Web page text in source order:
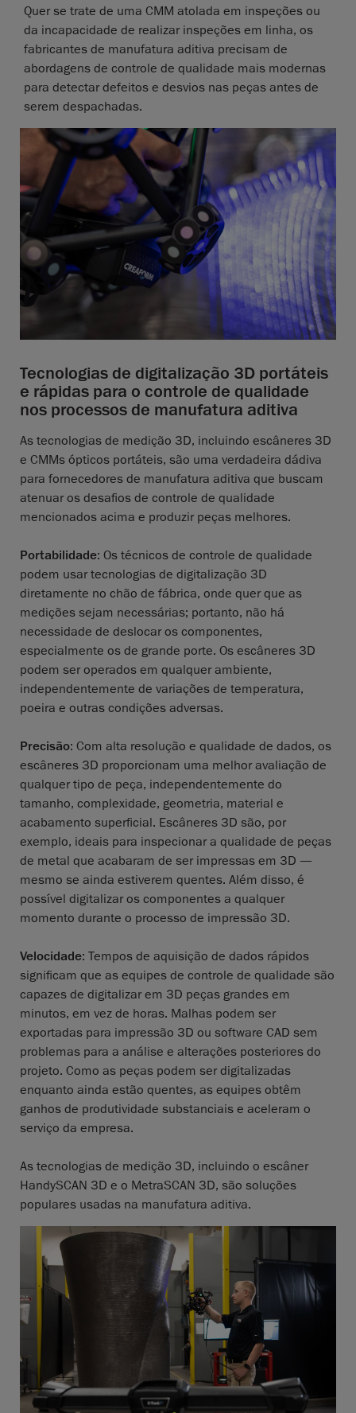
Quer se trate de uma CMM atolada em inspeções ou
da incapacidade de realizar inspeções em linha, os
fabricantes de manufatura aditiva precisam de
abordagens de controle de qualidade mais modernas
para detectar defeitos e desvios nas peças antes de
serem despachadas.
Tecnologias de digitalização 3D portáteis
e rápidas para o controle de qualidade
nos processos de manufatura aditiva
As tecnologias de medição 3D, incluindo escâneres 3D
e CMMs ópticos portáteis, são uma verdadeira dádiva
para fornecedores de manufatura aditiva que buscam
atenuar os desafios de controle de qualidade
mencionados acima e produzir peças melhores.
Portabilidade: Os técnicos de controle de qualidade
podem usar tecnologias de digitalização 3D
diretamente no chão de fábrica, onde quer que as
medições sejam necessárias; portanto, não há
necessidade de deslocar os componentes,
especialmente os de grande porte. Os escâneres 3D
podem ser operados em qualquer ambiente,
independentemente de variações de temperatura,
poeira e outras condições adversas.
Precisão: Com alta resolução e qualidade de dados, os
escâneres 3D proporcionam uma melhor avaliação de
qualquer tipo de peça, independentemente do
tamanho, complexidade, geometria, material e
acabamento superficial. Escâneres 3D são, por
exemplo, ideais para inspecionar a qualidade de peças
de metal que acabaram de ser impressas em 3D —
mesmo se ainda estiverem quentes. Além disso, é
possível digitalizar os componentes a qualquer
momento durante o processo de impressão 3D.
Velocidade: Tempos de aquisição de dados rápidos
significam que as equipes de controle de qualidade são
capazes de digitalizar em 3D peças grandes em
minutos, em vez de horas. Malhas podem ser
exportadas para impressão 3D ou software CAD sem
problemas para a análise e alterações posteriores do
projeto. Como as peças podem ser digitalizadas
enquanto ainda estão quentes, as equipes obtêm
ganhos de produtividade substanciais e aceleram o
serviço da empresa.
As tecnologias de medição 3D, incluindo o escâner
HandySCAN 3D e o MetraSCAN 3D, são soluções
populares usadas na manufatura aditiva.